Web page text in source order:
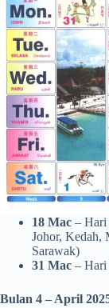
18 Mac – Hari
Johor, Kedah,
Sarawak)
31 Mac – Hari
Bulan 4 – April